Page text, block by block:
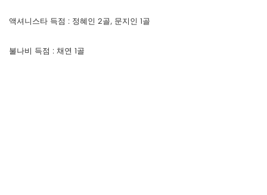
액셔니스타 득점 : 정혜인 2골, 문지인 1골
불나비 득점 : 채연 1골